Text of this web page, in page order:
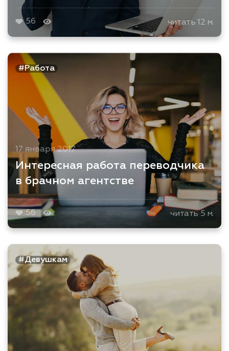
56 читать 12 м.
#Работа
17 января 2017
Интересная работа переводчика
в брачном агентстве
56 читать 5 м.
#Девушкам